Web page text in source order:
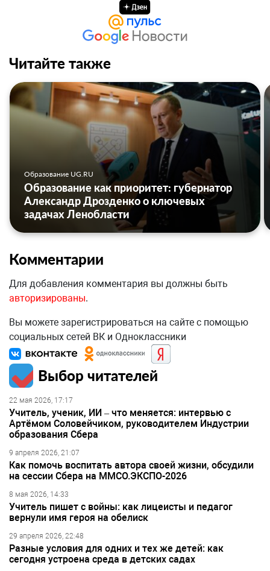
Читайте также
Образование UG.RU
Образование как приоритет: губернатор
Александр Дрозденко о ключевых
задачах Ленобласти
Комментарии
Для добавления комментария вы должны быть
авторизированы.
Вы можете зарегистрироваться на сайте с помощью
социальных сетей ВК и Одноклассники
Выбор читателей
22 мая 2026, 17:17
Учитель, ученик, ИИ – что меняется: интервью с
Артёмом Соловейчиком, руководителем Индустрии
образования Сбера
9 апреля 2026, 21:07
Как помочь воспитать автора своей жизни, обсудили
на сессии Сбера на ММСО.ЭКСПО-2026
8 мая 2026, 14:33
Учитель пишет с войны: как лицеисты и педагог
вернули имя героя на обелиск
29 апреля 2026, 22:48
Разные условия для одних и тех же детей: как
сегодня устроена среда в детских садах